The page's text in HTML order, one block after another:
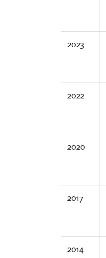
2023
2022
2020
2017
2014